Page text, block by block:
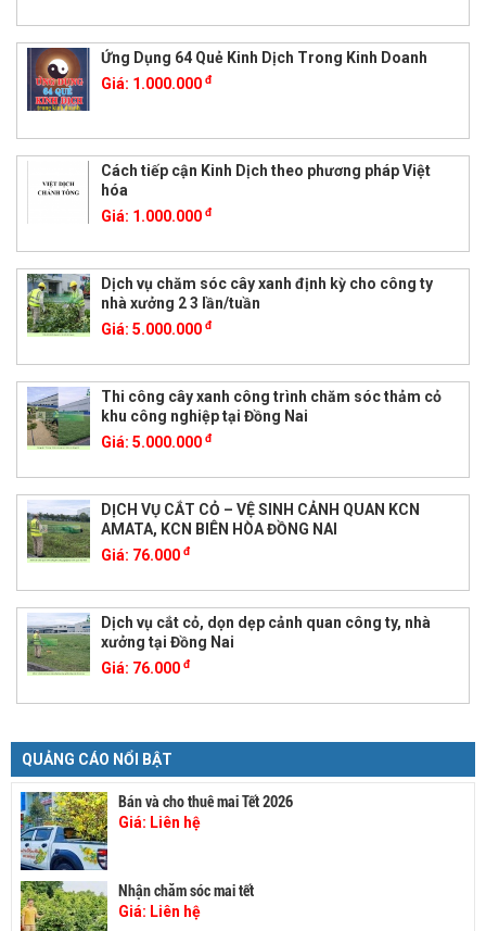
Ứng Dụng 64 Quẻ Kinh Dịch Trong Kinh Doanh
Giá: 1.000.000 đ
Cách tiếp cận Kinh Dịch theo phương pháp Việt
hóa
Giá: 1.000.000 đ
Dịch vụ chăm sóc cây xanh định kỳ cho công ty
nhà xưởng 2 3 lần/tuần
Giá: 5.000.000 đ
Thi công cây xanh công trình chăm sóc thảm cỏ
khu công nghiệp tại Đồng Nai
Giá: 5.000.000 đ
DỊCH VỤ CẮT CỎ – VỆ SINH CẢNH QUAN KCN
AMATA, KCN BIÊN HÒA ĐỒNG NAI
Giá: 76.000 đ
Dịch vụ cắt cỏ, dọn dẹp cảnh quan công ty, nhà
xưởng tại Đồng Nai
Giá: 76.000 đ
QUẢNG CÁO NỔI BẬT
Bán và cho thuê mai Tết 2026
Giá: Liên hệ
Nhận chăm sóc mai tết
Giá: Liên hệ